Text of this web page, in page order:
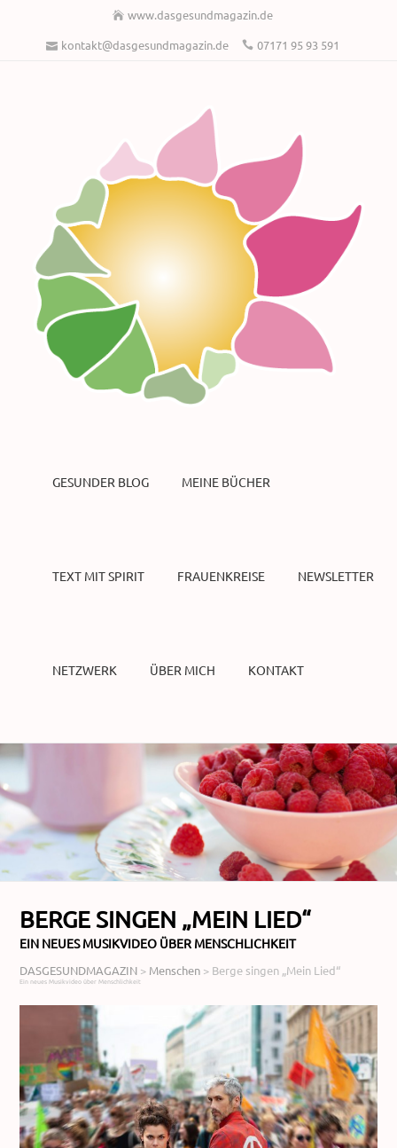
www.dasgesundmagazin.de
kontakt@dasgesundmagazin.de
07171 95 93 591
GESUNDER BLOG MEINE BÜCHER
TEXT MIT SPIRIT FRAUENKREISE NEWSLETTER
NETZWERK ÜBER MICH KONTAKT
BERGE SINGEN „MEIN LIED“
EIN NEUES MUSIKVIDEO ÜBER MENSCHLICHKEIT
DASGESUNDMAGAZIN > Menschen > Berge singen „Mein Lied“
Ein neues Musikvideo über Menschlichkeit